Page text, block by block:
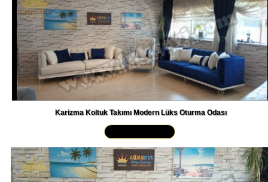
Karizma Koltuk Takımı Modern Lüks Oturma Odası